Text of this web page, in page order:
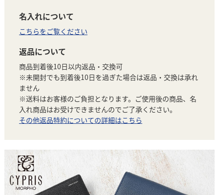
名入れについて
こちらをご覧ください
返品について
商品到着後10日以内返品・交換可
※未開封でも到着後10日を過ぎた場合は返品・交換は承れ
ません
※送料はお客様のご負担となります。ご使用後の商品、名
入れ商品はお受けできませんのでご了承ください。
その他返品特約についての詳細はこちら